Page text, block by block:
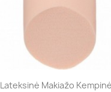
Greita peržiūra
Lateksinė Makiažo